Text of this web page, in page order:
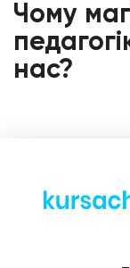
Чому
нас?